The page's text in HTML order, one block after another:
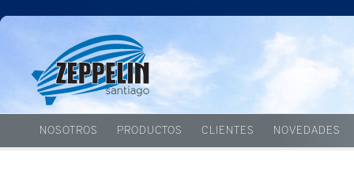
NOSOTROS PRODUCTOS CLIENTES NOVEDADES